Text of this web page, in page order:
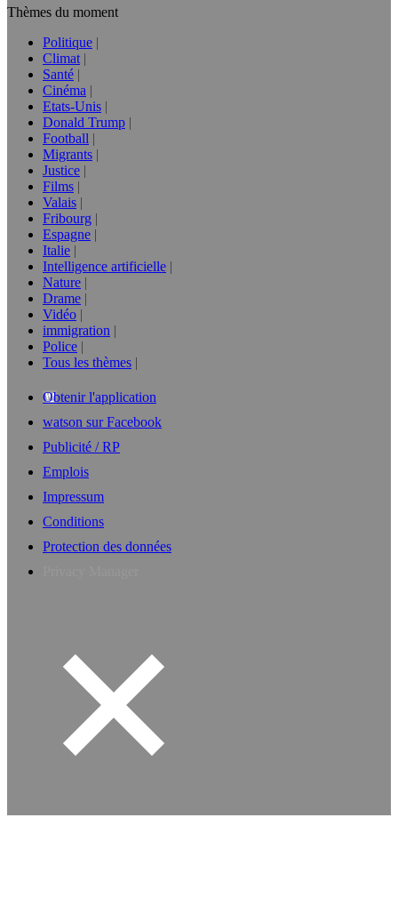
Thèmes du moment
Politique
Climat
Santé
Cinéma
Etats-Unis
Donald Trump
Football
Migrants
Justice
Films
Valais
Fribourg
Espagne
Italie
Intelligence artificielle
Nature
Drame
Vidéo
immigration
Police
Tous les thèmes
Obtenir l'application
watson sur Facebook
Publicité / RP
Emplois
Impressum
Conditions
Protection des données